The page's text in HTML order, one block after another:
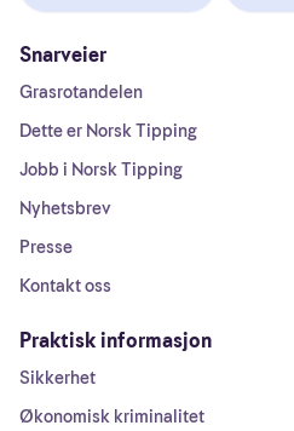
Snarveier
Grasrotandelen
Dette er Norsk Tipping
Jobb i Norsk Tipping
Nyhetsbrev
Presse
Kontakt oss
Praktisk informasjon
Sikkerhet
Økonomisk kriminalitet